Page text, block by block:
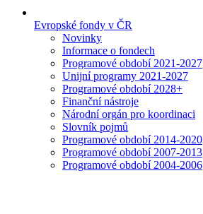
Evropské fondy v ČR
Novinky
Informace o fondech
Programové období 2021-2027
Unijní programy 2021-2027
Programové období 2028+
Finanční nástroje
Národní orgán pro koordinaci
Slovník pojmů
Programové období 2014-2020
Programové období 2007-2013
Programové období 2004-2006